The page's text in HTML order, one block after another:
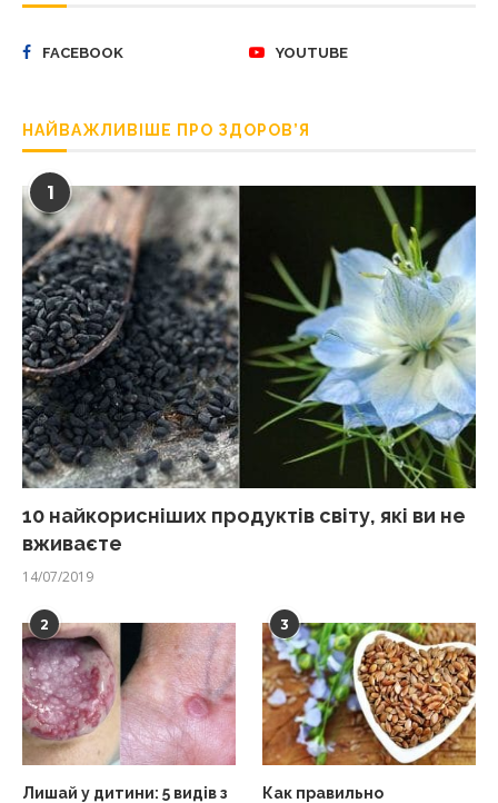
FACEBOOK YOUTUBE
НАЙВАЖЛИВІШЕ ПРО ЗДОРОВ’Я
1
10 найкорисніших продуктів світу, які ви не
вживаєте
14/07/2019
2
Лишай у дитини: 5 видів з
3
Как правильно